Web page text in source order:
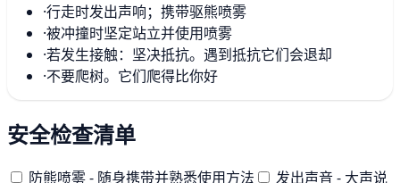
·行走时发出声响；携带驱熊喷雾
·被冲撞时坚定站立并使用喷雾
·若发生接触：坚决抵抗。遇到抵抗它们会退却
·不要爬树。它们爬得比你好
安全检查清单
防熊喷雾 - 随身携带并熟悉使用方法
发出声音 - 大声说